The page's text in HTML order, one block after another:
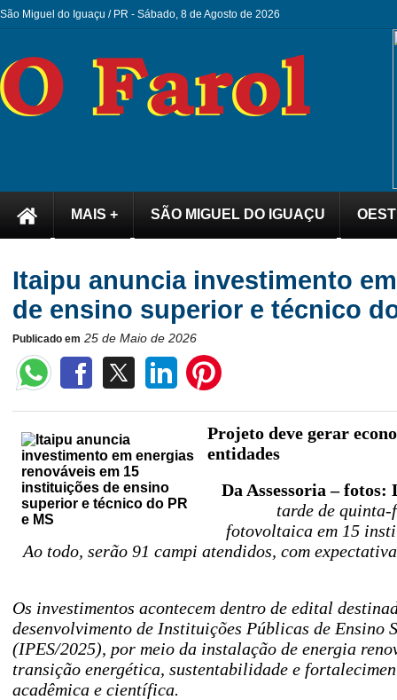
São Miguel do Iguaçu / PR - Sábado, 8 de Agosto de 2026
MAIS + SÃO MIGUEL DO IGUAÇU
Itaipu anuncia investimento
de ensino superior e técnico
Publicado em 25 de Maio de 2026
Projeto deve gerar
entidades
Da Assessoria –
tarde de
fotovoltaica em 15
Ao todo, serão 91 campi atendidos, com
Os investimentos acontecem dentro de edital
desenvolvimento de Instituições Públicas de Ensino
(IPES/2025), por meio da instalação de energia
transição energética, sustentabilidade e
acadêmica e científica.